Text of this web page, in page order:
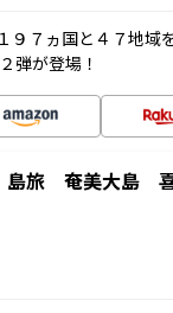
９７ヵ国と４７地域
弾が登場！
旅 奄美大島